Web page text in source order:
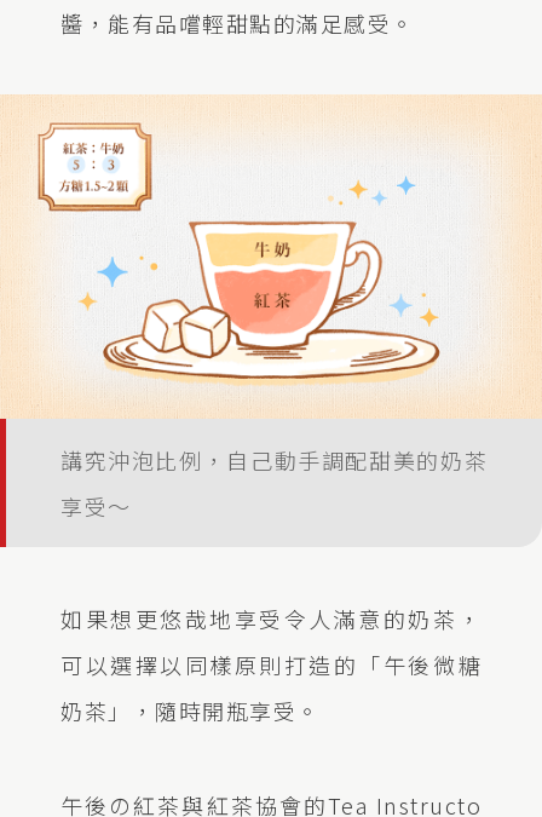
醬，能有品嚐輕甜點的滿足感受。
講究沖泡比例，自己動手調配甜美的奶茶
享受～
如果想更悠哉地享受令人滿意的奶茶，
可以選擇以同樣原則打造的「午後微糖
奶茶」，隨時開瓶享受。
午後の紅茶與紅茶協會的Tea Instructo